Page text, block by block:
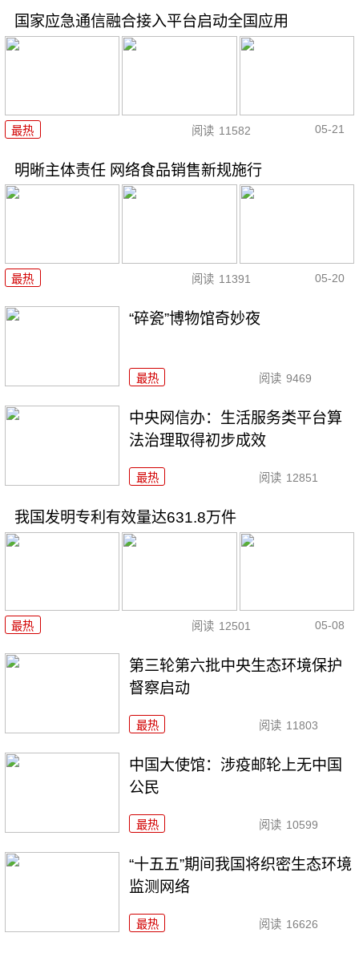
国家应急通信融合接入平台启动全国应用
最热 阅读 11582 05-21
明晰主体责任 网络食品销售新规施行
最热 阅读 11391 05-20
“碎瓷”博物馆奇妙夜
最热 阅读 9469
中央网信办：生活服务类平台算
法治理取得初步成效
最热 阅读 12851
我国发明专利有效量达631.8万件
最热 阅读 12501 05-08
第三轮第六批中央生态环境保护
督察启动
最热 阅读 11803
中国大使馆：涉疫邮轮上无中国
公民
最热 阅读 10599
“十五五”期间我国将织密生态环境
监测网络
最热 阅读 16626